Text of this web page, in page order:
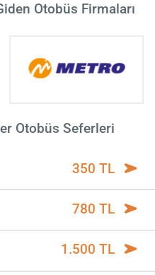
Otobüs Firmaları
Otobüs Seferleri
350 TL
780 TL
1.500 TL